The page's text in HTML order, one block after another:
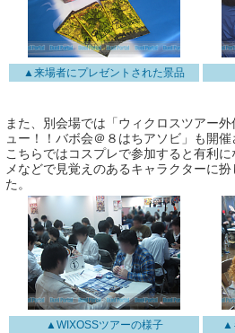
▲来場者にプレゼントされた景品
また、別会場では「ウィクロスツアー
ュー！！バボ会＠８はちアソビ」も開催
こちらではコスプレで参加すると有利
メなどで見覚えのあるキャラクターに
た。
▲WIXOSSツアーの様子 ▲